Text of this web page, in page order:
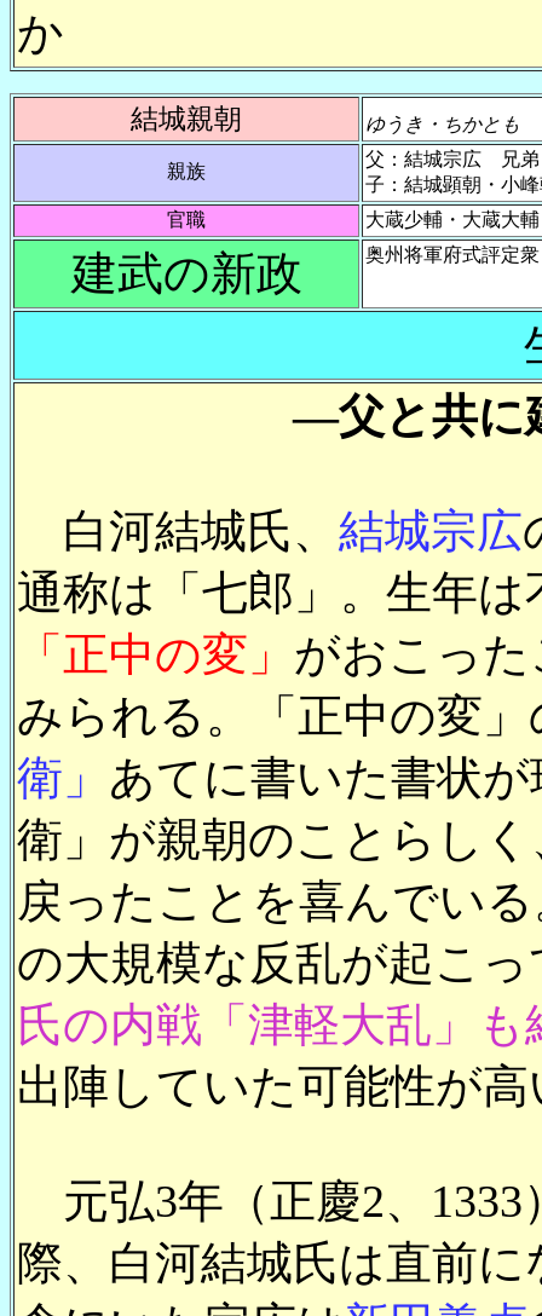
か
結城親朝 ゆうき・ちかとも
親族
父：結城宗広 兄弟
子：結城顕朝・小
官職
大蔵少輔・大蔵大
建武の新政 奥州将軍府式評定
―父と共に
白河結城氏、 結城宗広
通称は「七郎」。生年は
「正中の変」 がおこっ
みられる。「正中の変
衛」 あてに書いた書状
衛」が親朝のことらし
戻ったことを喜んでい
の大規模な反乱が起こ
氏の内戦「津軽大乱」も
出陣していた可能性が高
元弘3年（正慶2、1333
際、白河結城氏は直前